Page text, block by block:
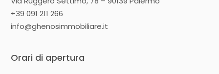
+39 091 211 266
info@ghenosimmobiliare.it
Orari di apertura